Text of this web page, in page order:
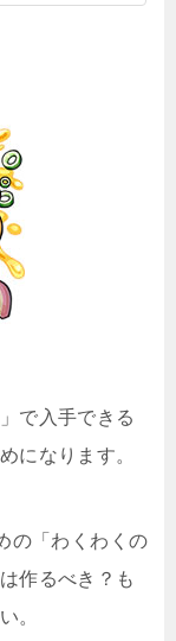
で入手できる
になります。
の「わくわくの
作るべき？も
。